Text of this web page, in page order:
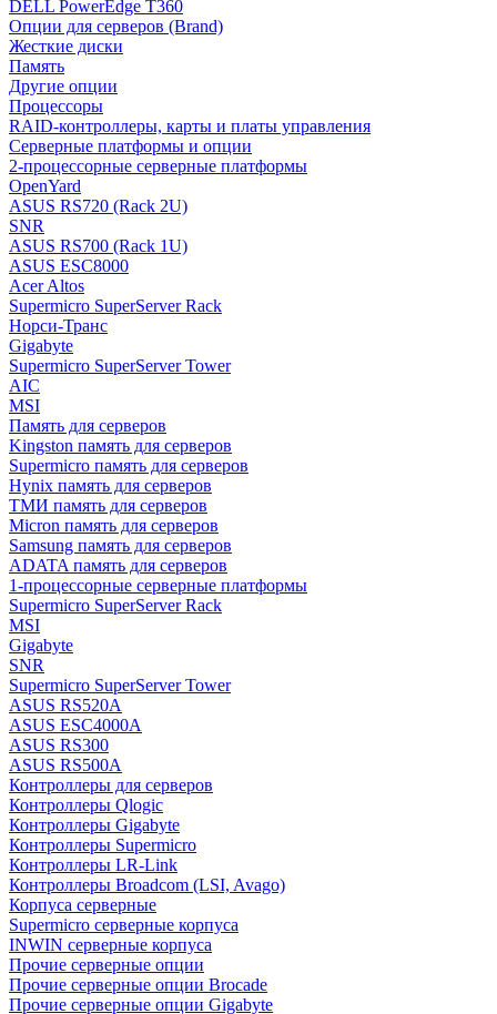
DELL PowerEdge T360
Опции для серверов (Brand)
Жесткие диски
Память
Другие опции
Процессоры
RAID-контроллеры, карты и платы управления
Серверные платформы и опции
2-процессорные серверные платформы
OpenYard
ASUS RS720 (Rack 2U)
SNR
ASUS RS700 (Rack 1U)
ASUS ESC8000
Acer Altos
Supermicro SuperServer Rack
Норси-Транс
Gigabyte
Supermicro SuperServer Tower
AIC
MSI
Память для серверов
Kingston память для серверов
Supermicro память для серверов
Hynix память для серверов
ТМИ память для серверов
Micron память для серверов
Samsung память для серверов
ADATA память для серверов
1-процессорные серверные платформы
Supermicro SuperServer Rack
MSI
Gigabyte
SNR
Supermicro SuperServer Tower
ASUS RS520A
ASUS ESC4000A
ASUS RS300
ASUS RS500A
Контроллеры для серверов
Контроллеры Qlogic
Контроллеры Gigabyte
Контроллеры Supermicro
Контроллеры LR-Link
Контроллеры Broadcom (LSI, Avago)
Корпуса серверные
Supermicro серверные корпуса
INWIN серверные корпуса
Прочие серверные опции
Прочие серверные опции Brocade
Прочие серверные опции Gigabyte